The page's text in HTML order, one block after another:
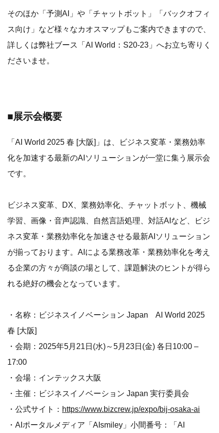
そのほか「予測AI」や「チャットボット」「バックオフィ
ス向け」など様々なカオスマップもご案内できますので、
詳しくは弊社ブース「AI World：S20-23」へお立ち寄りく
ださいませ。
■展示会概要
「AI World 2025 春 [大阪]」は、ビジネス変革・業務効率
化を加速する最新のAIソリューションが一堂に集う展示会
です。
ビジネス変革、DX、業務効率化、チャットボット、機械
学習、画像・音声認識、自然言語処理、対話AIなど、ビジ
ネス変革・業務効率化を加速させる最新AIソリューション
が揃っております。AIによる業務改革・業務効率化を考え
る企業の方々が商談の場として、課題解決のヒントが得ら
れる絶好の機会となっています。
・名称：ビジネスイノベーション Japan AI World 2025
春 [大阪]
・会期：2025年5月21日(水)～5月23日(金) 各日10:00 –
17:00
・会場：インテックス大阪
・主催：ビジネスイノベーション Japan 実行委員会
・公式サイト： https://www.bizcrew.jp/expo/bij-osaka-ai
・AIポータルメディア「AIsmiley」小間番号：「AI